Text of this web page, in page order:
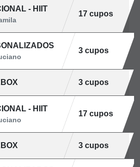
- HIIT
17 cupos
3 cupos
3 cupos
- HIIT
17 cupos
3 cupos